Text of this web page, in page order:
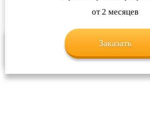
от 2 месяцев
Заказать